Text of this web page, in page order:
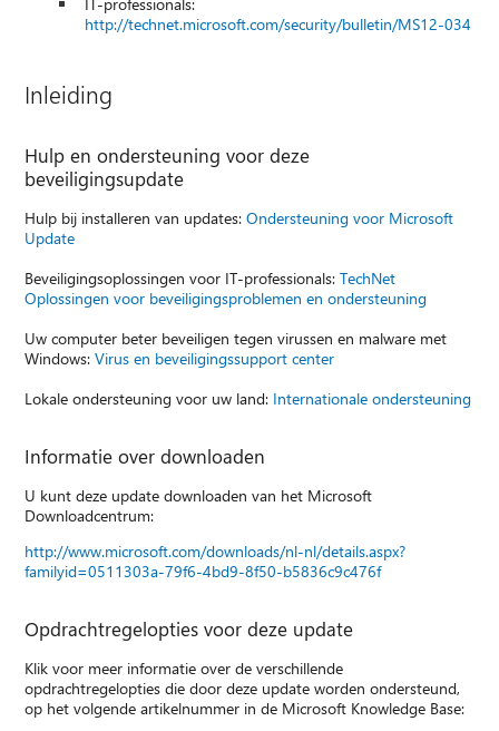
http://technet.microsoft.com/security/bulletin/MS12-034
Inleiding
Hulp en ondersteuning voor deze
beveiligingsupdate
Hulp bij installeren van updates:Ondersteuning voor Microsoft
Update
Beveiligingsoplossingen voor IT-professionals:TechNet
Oplossingen voor beveiligingsproblemen en ondersteuning
Uw computer beter beveiligen tegen virussen en malware met
Windows:Virus en beveiligingssupport center
Lokale ondersteuning voor uw land: Internationale ondersteuning
Informatie over downloaden
U kunt deze update downloaden van het Microsoft
Downloadcentrum:
http://www.microsoft.com/downloads/nl-nl/details.aspx?
familyid=0511303a-79f6-4bd9-8f50-b5836c9c476f
Opdrachtregelopties voor deze update
Klik voor meer informatie over de verschillende
opdrachtregelopties die door deze update worden ondersteund,
op het volgende artikelnummer in de Microsoft Knowledge Base: